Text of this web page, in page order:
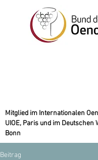
Mitglied im Internationalen
UIOE, Paris und im Deutschen
Bonn
Beitrag